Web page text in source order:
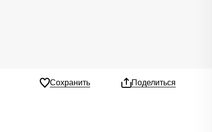
Сохранить Поделиться